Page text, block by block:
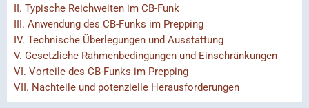
II. Typische Reichweiten im CB-Funk
III. Anwendung des CB-Funks im Prepping
IV. Technische Überlegungen und Ausstattung
V. Gesetzliche Rahmenbedingungen und Einschränkungen
VI. Vorteile des CB-Funks im Prepping
VII. Nachteile und potenzielle Herausforderungen